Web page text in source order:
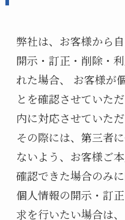
弊社は、お客様から
開示・訂正・削除・
れた場合、 お客様が
とを確認させていた
内に対応させていただ
その際には、第三者
ないよう、お客様ご
確認できた場合のみに
個人情報の開示・訂
求を行いたい場合は、